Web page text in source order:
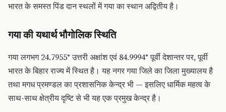
भारत के समस्त पिंड दान स्थलों में गया का स्थान अद्वितीय है।
गया की यथार्थ भौगोलिक स्थिति
गया लगभग 24.7955° उत्तरी अक्षांश एवं 84.9994° पूर्वी देशान्तर पर, पूर्वी
भारत के बिहार राज्य में स्थित है। यह नगर गया जिले का जिला मुख्यालय है
तथा मगध प्रमण्डल का प्रशासनिक केन्द्र भी — इसलिए धार्मिक महत्व के
साथ-साथ क्षेत्रीय दृष्टि से भी यह एक प्रमुख केन्द्र है।